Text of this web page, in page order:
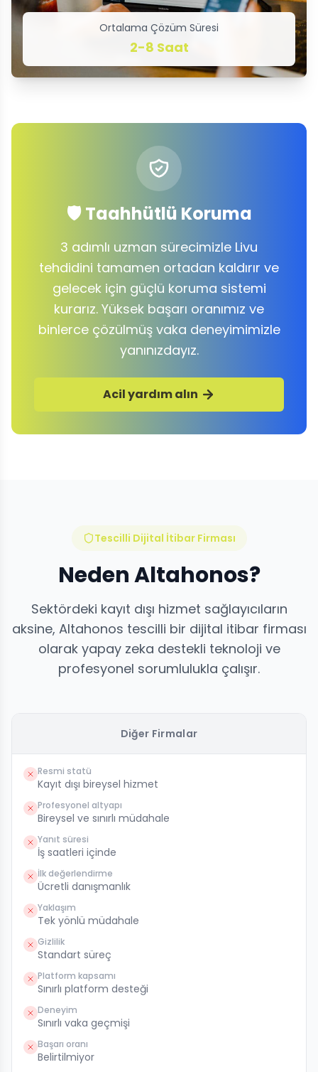
Ortalama Çözüm Süresi
2-8 Saat
🛡️ Taahhütlü Koruma
3 adımlı uzman sürecimizle Livu
tehdidini tamamen ortadan kaldırır ve
gelecek için güçlü koruma sistemi
kurarız. Yüksek başarı oranımız ve
binlerce çözülmüş vaka deneyimimizle
yanınızdayız.
Acil yardım alın
Tescilli Dijital İtibar Firması
Neden Altahonos?
Sektördeki kayıt dışı hizmet sağlayıcıların
aksine, Altahonos tescilli bir dijital itibar firması
olarak yapay zeka destekli teknoloji ve
profesyonel sorumlulukla çalışır.
Diğer Firmalar
Resmi statü
Kayıt dışı bireysel hizmet
Profesyonel altyapı
Bireysel ve sınırlı müdahale
Yanıt süresi
İş saatleri içinde
İlk değerlendirme
Ücretli danışmanlık
Yaklaşım
Tek yönlü müdahale
Gizlilik
Standart süreç
Platform kapsamı
Sınırlı platform desteği
Deneyim
Sınırlı vaka geçmişi
Başarı oranı
Belirtilmiyor